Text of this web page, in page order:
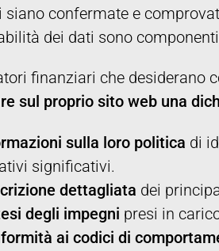
siano confermate e
dei dati sono
finanziari che desiderano
sul proprio sito web una
sulla loro politica di
significativi.
dettagliata dei
degli impegni presi in
ai codici di